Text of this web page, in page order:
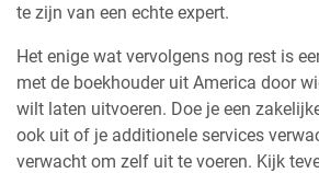
te zijn van een echte expert.
Het enige wat vervolgens nog rest is
met de boekhouder uit America door
wilt laten uitvoeren. Doe je een
ook uit of je additionele services
verwacht om zelf uit te voeren. Kijk